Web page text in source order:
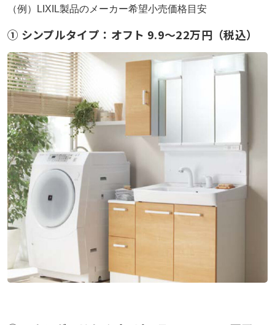
（例）LIXIL製品のメーカー希望小売価格目安
① シンプルタイプ：オフト 9.9〜22万円（税込）